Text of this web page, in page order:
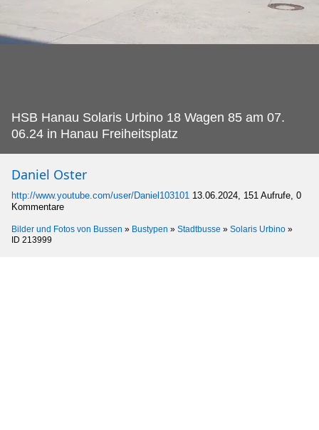
HSB Hanau Solaris Urbino 18 Wagen 85 am 07.
06.24 in Hanau Freiheitsplatz
Daniel Oster
http://www.youtube.com/user/Daniel103101 13.06.2024, 151 Aufrufe, 0
Kommentare
Bilder und Fotos von Bussen » Bustypen » Stadtbusse » Solaris Urbino »
ID 213999